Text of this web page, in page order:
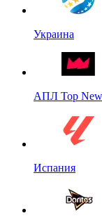
Украина
АПЛ Top
Испания